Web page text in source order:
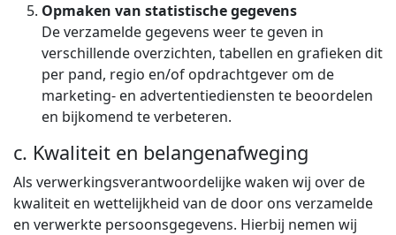
Opmaken van statistische gegevens
De verzamelde gegevens weer te geven in
verschillende overzichten, tabellen en grafieken dit
per pand, regio en/of opdrachtgever om de
marketing- en advertentiediensten te beoordelen
en bijkomend te verbeteren.
c. Kwaliteit en belangenafweging
Als verwerkingsverantwoordelijke waken wij over de
kwaliteit en wettelijkheid van de door ons verzamelde
en verwerkte persoonsgegevens. Hierbij nemen wij